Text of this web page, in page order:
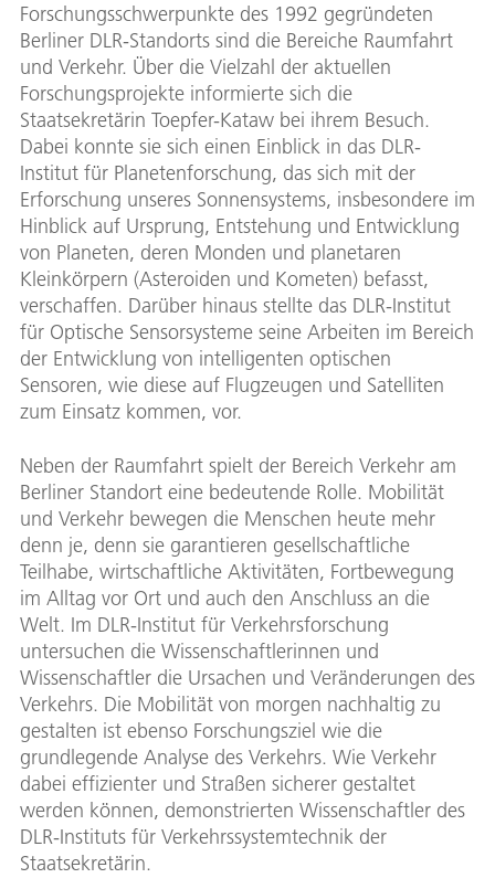
Forschungsschwerpunkte des 1992 gegründeten
Berliner DLR-Standorts sind die Bereiche Raumfahrt
und Verkehr. Über die Vielzahl der aktuellen
Forschungsprojekte informierte sich die
Staatsekretärin Toepfer-Kataw bei ihrem Besuch.
Dabei konnte sie sich einen Einblick in das DLR-
Institut für Planetenforschung, das sich mit der
Erforschung unseres Sonnensystems, insbesondere im
Hinblick auf Ursprung, Entstehung und Entwicklung
von Planeten, deren Monden und planetaren
Kleinkörpern (Asteroiden und Kometen) befasst,
verschaffen. Darüber hinaus stellte das DLR-Institut
für Optische Sensorsysteme seine Arbeiten im Bereich
der Entwicklung von intelligenten optischen
Sensoren, wie diese auf Flugzeugen und Satelliten
zum Einsatz kommen, vor.
Neben der Raumfahrt spielt der Bereich Verkehr am
Berliner Standort eine bedeutende Rolle. Mobilität
und Verkehr bewegen die Menschen heute mehr
denn je, denn sie garantieren gesellschaftliche
Teilhabe, wirtschaftliche Aktivitäten, Fortbewegung
im Alltag vor Ort und auch den Anschluss an die
Welt. Im DLR-Institut für Verkehrsforschung
untersuchen die Wissenschaftlerinnen und
Wissenschaftler die Ursachen und Veränderungen des
Verkehrs. Die Mobilität von morgen nachhaltig zu
gestalten ist ebenso Forschungsziel wie die
grundlegende Analyse des Verkehrs. Wie Verkehr
dabei effizienter und Straßen sicherer gestaltet
werden können, demonstrierten Wissenschaftler des
DLR-Instituts für Verkehrssystemtechnik der
Staatsekretärin.